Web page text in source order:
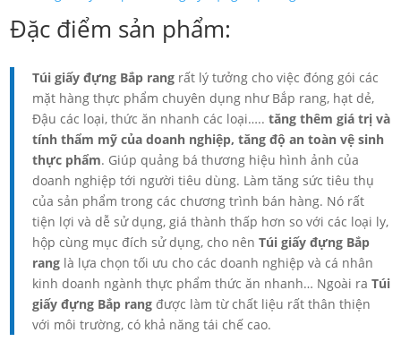
Đặc điểm sản phẩm:
Túi giấy đựng Bắp rang rất lý tưởng cho việc đóng gói các
mặt hàng thực phẩm chuyên dụng như Bắp rang, hạt dẻ,
Đậu các loại, thức ăn nhanh các loại…..tăng thêm giá trị và
tính thẩm mỹ của doanh nghiệp, tăng độ an toàn vệ sinh
thực phẩm. Giúp quảng bá thương hiệu hình ảnh của
doanh nghiệp tới người tiêu dùng. Làm tăng sức tiêu thụ
của sản phẩm trong các chương trình bán hàng. Nó rất
tiện lợi và dễ sử dụng, giá thành thấp hơn so với các loại ly,
hộp cùng mục đích sử dụng, cho nênTúi giấy đựng Bắp
rang là lựa chọn tối ưu cho các doanh nghiệp và cá nhân
kinh doanh ngành thực phẩm thức ăn nhanh… Ngoài raTúi
giấy đựng Bắp rang được làm từ chất liệu rất thân thiện
với môi trường, có khả năng tái chế cao.